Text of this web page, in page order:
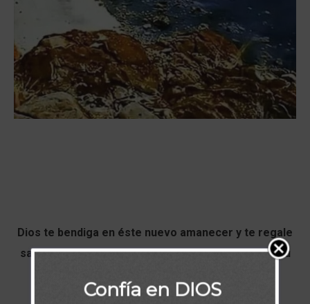
Dios te bendiga en éste nuevo amanecer y te regale
salud, bienestar, amor y todo lo que necesites en tu
Confía en DIOS